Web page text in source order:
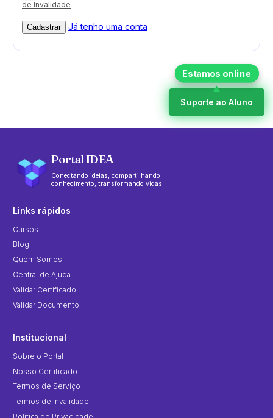
de Invalidade
Cadastrar Já tenho uma conta
Suporte ao Aluno
Portal IDEA
Conectando ideias, compartilhando
conhecimento, transformando vidas.
Links rápidos
Cursos
Blog
Quem Somos
Central de Ajuda
Validar Certificado
Validar Documento
Institucional
Sobre o Portal
Nosso Certificado
Termos de Serviço
Termos de Invalidade